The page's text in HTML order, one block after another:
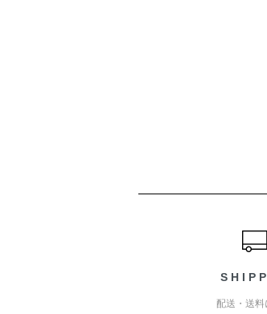
配送・送料